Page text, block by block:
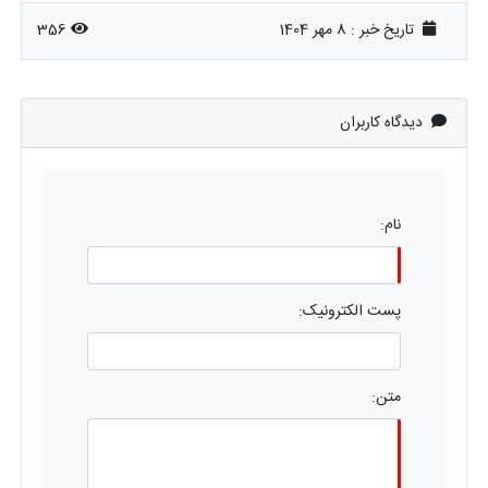
تاریخ خبر : 8 مهر 1404 356
دیدگاه کاربران
نام:
پست الکترونیک:
متن: